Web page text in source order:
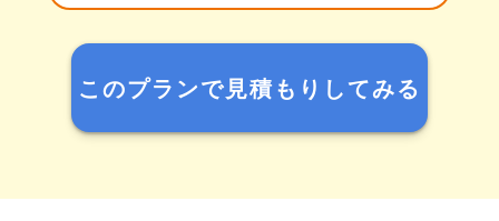
このプランで見積もりしてみる